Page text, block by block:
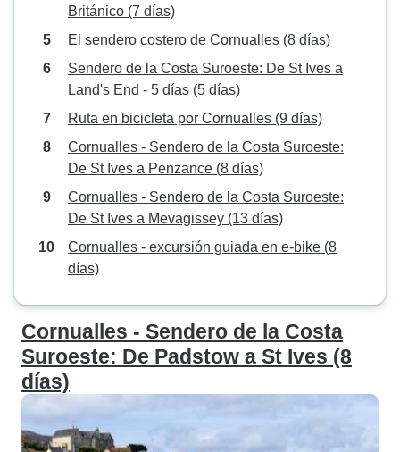
Británico (7 días)
El sendero costero de Cornualles (8 días)
Sendero de la Costa Suroeste: De St Ives a
Land's End - 5 días (5 días)
Ruta en bicicleta por Cornualles (9 días)
Cornualles - Sendero de la Costa Suroeste:
De St Ives a Penzance (8 días)
Cornualles - Sendero de la Costa Suroeste:
De St Ives a Mevagissey (13 días)
Cornualles - excursión guiada en e-bike (8
días)
Cornualles - Sendero de la Costa
Suroeste: De Padstow a St Ives (8
días)